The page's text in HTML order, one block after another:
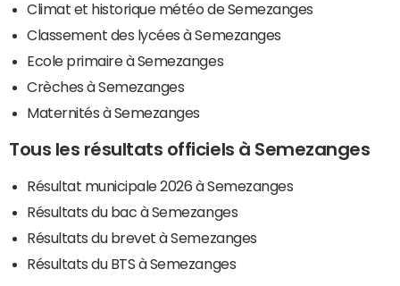
Climat et historique météo de Semezanges
Classement des lycées à Semezanges
Ecole primaire à Semezanges
Crèches à Semezanges
Maternités à Semezanges
Tous les résultats officiels à Semezanges
Résultat municipale 2026 à Semezanges
Résultats du bac à Semezanges
Résultats du brevet à Semezanges
Résultats du BTS à Semezanges